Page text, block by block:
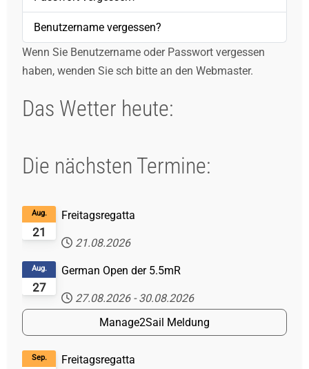
Benutzername vergessen?
Wenn Sie Benutzername oder Passwort vergessen
haben, wenden Sie sch bitte an den Webmaster.
Das Wetter heute:
Die nächsten Termine:
21
Aug. Freitagsregatta
21.08.2026
27
Aug. German Open der 5.5mR
27.08.2026 - 30.08.2026
Manage2Sail Meldung
Sep. Freitagsregatta